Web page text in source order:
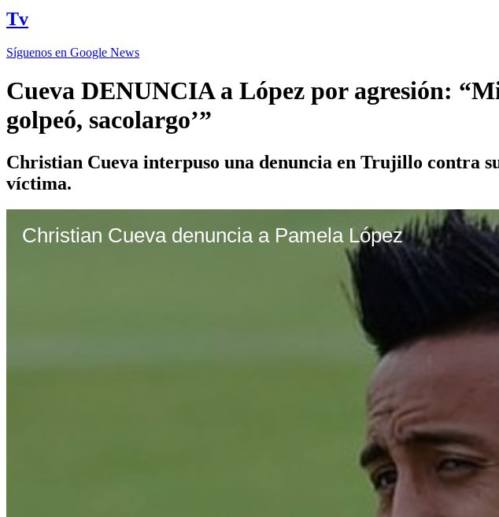
Tv
Síguenos en Google News
Cueva DENUNCIA a López por agresión:
golpeó, sacolargo’”
Christian Cueva interpuso una denuncia en Trujillo contra
víctima.
Christian Cueva denuncia a Pamela López